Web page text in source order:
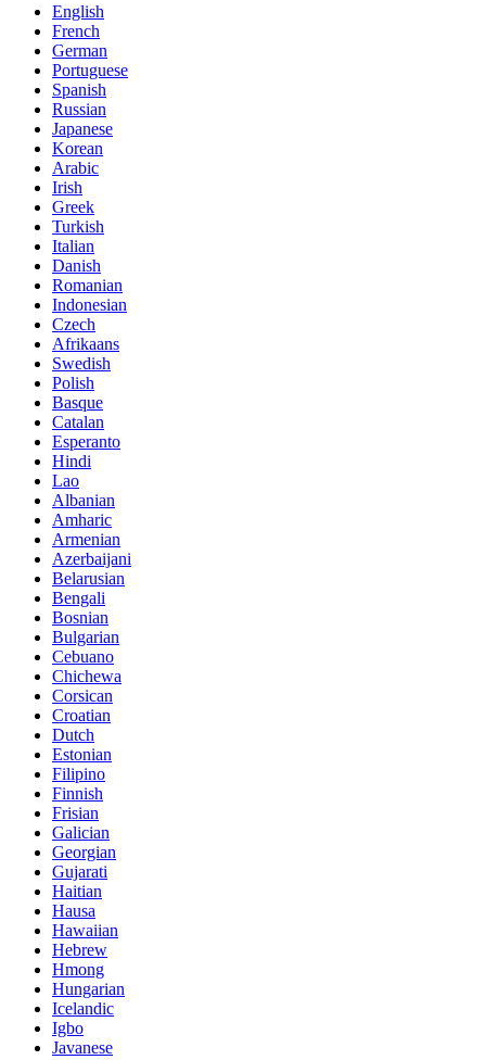
English
French
German
Portuguese
Spanish
Russian
Japanese
Korean
Arabic
Irish
Greek
Turkish
Italian
Danish
Romanian
Indonesian
Czech
Afrikaans
Swedish
Polish
Basque
Catalan
Esperanto
Hindi
Lao
Albanian
Amharic
Armenian
Azerbaijani
Belarusian
Bengali
Bosnian
Bulgarian
Cebuano
Chichewa
Corsican
Croatian
Dutch
Estonian
Filipino
Finnish
Frisian
Galician
Georgian
Gujarati
Haitian
Hausa
Hawaiian
Hebrew
Hmong
Hungarian
Icelandic
Igbo
Javanese